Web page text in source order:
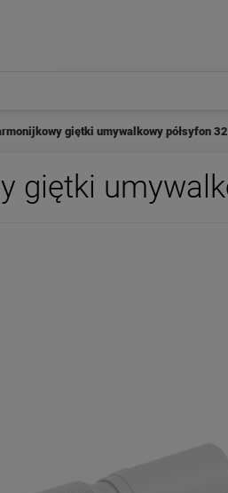
giętki umywalkowy półsyfon 32
giętki